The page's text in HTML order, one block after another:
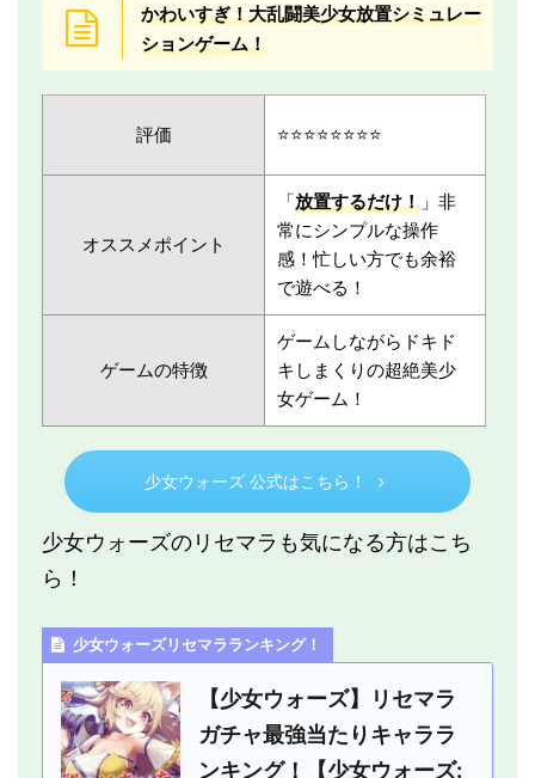
かわいすぎ！大乱闘美少女放置シミュレー
ションゲーム！
評価 ⭐️⭐️⭐️⭐️⭐️⭐️⭐️⭐️
オススメポイント
「放置するだけ！ 」非
常にシンプルな操作
感！忙しい方でも余裕
で遊べる！
ゲームの特徴
ゲームしながらドキド
キしまくりの超絶美少
女ゲーム！
少女ウォーズ 公式はこちら！
少女ウォーズのリセマラも気になる方はこち
ら！
少女ウォーズリセマラランキング！
【少女ウォーズ】リセマラ
ガチャ最強当たりキャララ
ンキング！【少女ウォーズ: